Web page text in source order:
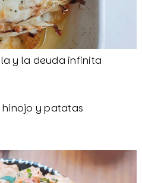
y la deuda infinita
y patatas